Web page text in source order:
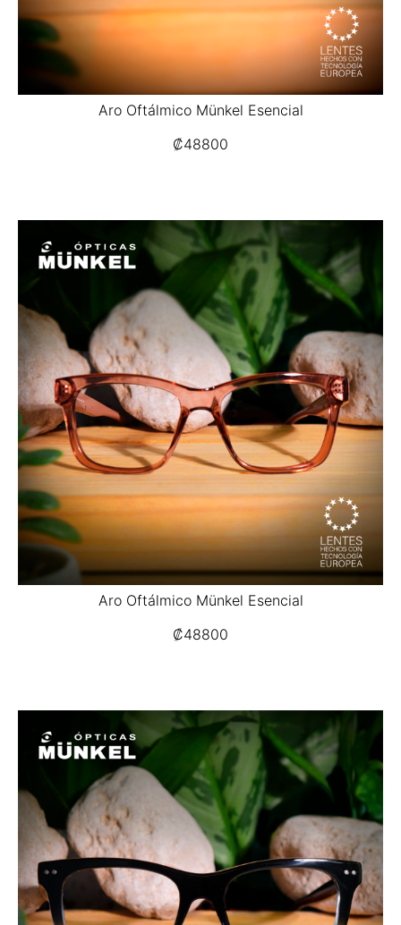
Aro Oftálmico Münkel Esencial
₡48800
Aro Oftálmico Münkel Esencial
₡48800